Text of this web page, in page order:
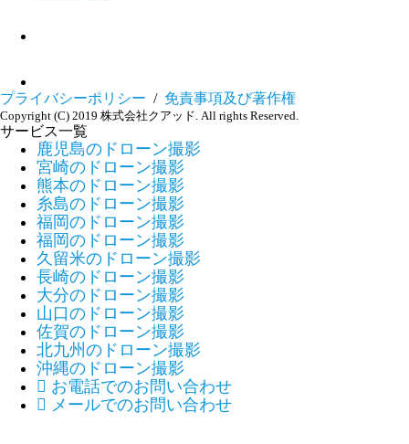
プライバシーポリシー / 免責事項及び著作権
Copyright (C) 2019 株式会社クアッド. All rights Reserved.
サービス一覧
鹿児島のドローン撮影
宮崎のドローン撮影
熊本のドローン撮影
糸島のドローン撮影
福岡のドローン撮影
福岡のドローン撮影
久留米のドローン撮影
長崎のドローン撮影
大分のドローン撮影
山口のドローン撮影
佐賀のドローン撮影
北九州のドローン撮影
沖縄のドローン撮影
 お電話でのお問い合わせ
 メールでのお問い合わせ